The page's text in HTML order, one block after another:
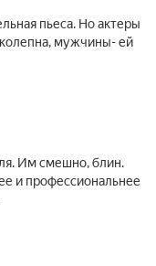
пьеса. Но актеры
мужчины- ей
Им смешно, блин.
и профессиональнее